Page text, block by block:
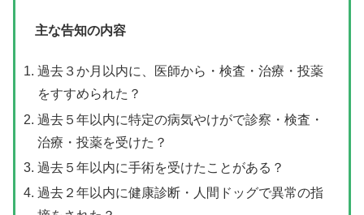
主な告知の内容
過去３か月以内に、医師から・検査・治療・投薬
をすすめられた？
過去５年以内に特定の病気やけがで診察・検査・
治療・投薬を受けた？
過去５年以内に手術を受けたことがある？
過去２年以内に健康診断・人間ドッグで異常の指